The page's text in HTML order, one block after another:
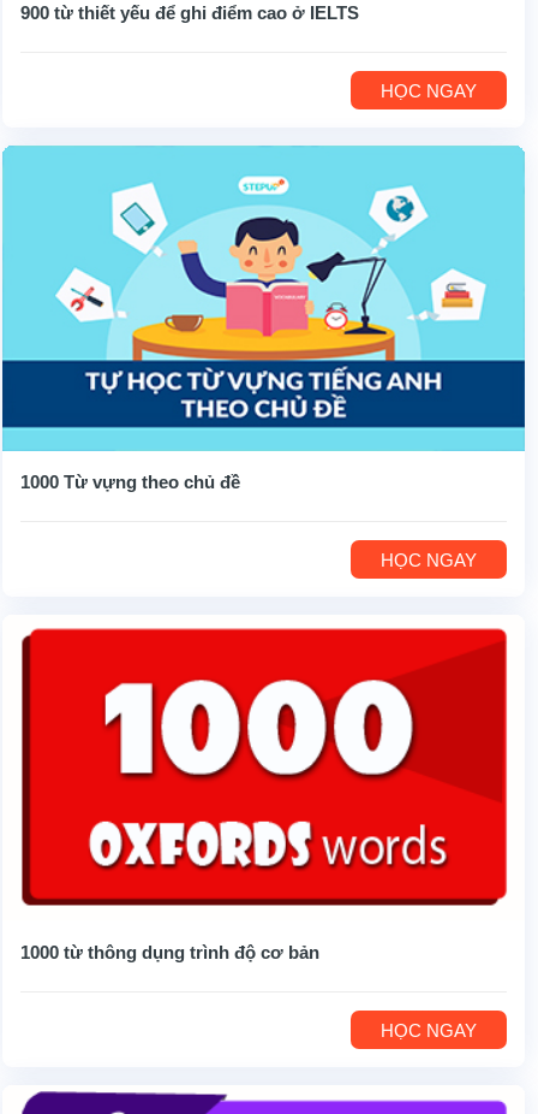
900 từ thiết yếu để ghi điểm cao ở IELTS
HỌC NGAY
1000 Từ vựng theo chủ đề
HỌC NGAY
1000 từ thông dụng trình độ cơ bản
HỌC NGAY